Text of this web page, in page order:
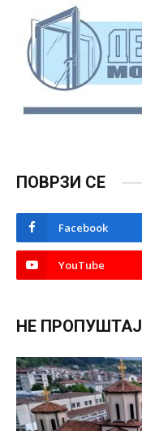
ПОВРЗИ СЕ
Facebook
YouTube
НЕ ПРОПУШТАЈ